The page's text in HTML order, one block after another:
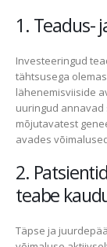
1. Teadus-
Investeeringud
tähtsusega
lähenemisviiside
uuringud
mõjutavatest
avades
2.
teabe
Täpse ja